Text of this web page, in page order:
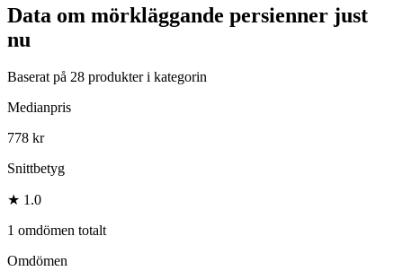
Data om mörkläggande persienner just
nu
Baserat på 28 produkter i kategorin
Medianpris
778 kr
Snittbetyg
★ 1.0
1 omdömen totalt
Omdömen